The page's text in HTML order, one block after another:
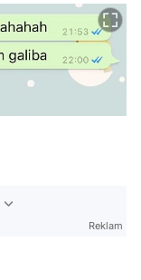
Reklam